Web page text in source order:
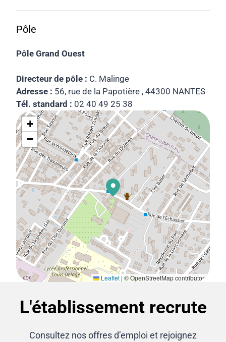
Pôle
Pôle Grand Ouest
Directeur de pôle : C. Malinge
Adresse : 56, rue de la Papotière , 44300 NANTES
Tél. standard : 02 40 49 25 38
+
−
Leaflet | © OpenStreetMap contributors
L'établissement recrute
Consultez nos offres d’emploi et rejoignez